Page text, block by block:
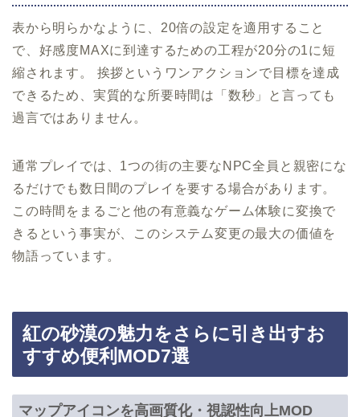
表から明らかなように、20倍の設定を適用すること
で、好感度MAXに到達するための工程が20分の1に短
縮されます。 挨拶というワンアクションで目標を達成
できるため、実質的な所要時間は「数秒」と言っても
過言ではありません。
通常プレイでは、1つの街の主要なNPC全員と親密にな
るだけでも数日間のプレイを要する場合があります。
この時間をまるごと他の有意義なゲーム体験に変換で
きるという事実が、このシステム変更の最大の価値を
物語っています。
紅の砂漠の魅力をさらに引き出すお
すすめ便利MOD7選
マップアイコンを高画質化・視認性向上MOD